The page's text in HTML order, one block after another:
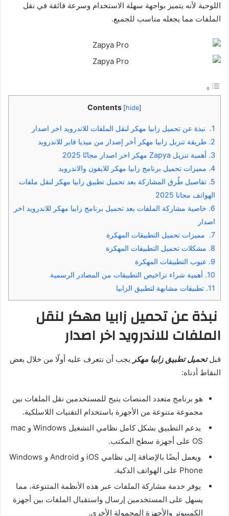
اللوحية لأنه يتميز بواجهة سهلة الاستخدام وسرعة فائقة في نقل
الملفات مما يجعله مناسب للجميع.
Contents [hide]
1.
نبذة عن تحميل زابيا مهكر لنقل الملفات للاندرويد اخر اصدار
2. طريقة تنزيل زابيا مهكر أخر إصدار من ميديا فاير للاندرويد
3. أهمية تنزيل Zapya مهكر اخر اصدار مجانًا 2025
4. مميزات تحميل برنامج زابيا مهكر للايفون والاندرويد
5. تفاصيل طُرق المشاركة بعد تحميل تطبيق زابيا مهكر لنقل ملفات
الهواتف مجانا 2025
6. خاصية مشاركة الملفات بعد تحميل برنامج زابيا مهكر للاندرويد اخر
اصدار
7.
مميزات تحميل التطبيقات المهكرة
8. مشكلات تحميل التطبيقات المهكرة
9. عيوب التطبيقات المهكرة
10. أهمية شراء تراخيص التطبيقات من المصادر الرسمية
11. تطبيقات مشابهة لتطبيق الزابيا
نبذة عن تحميل زابيا مهكر لنقل
الملفات للاندرويد اخر اصدار
قبلتحميل تطبيق زابيا مهكر يجب أن نتعرف عليه أولًا من خلال بعض
النقاط أدناه:
هو برنامج متعدد المنصات يتيح للمستخدمين نقل الملفات بين
مجموعة متنوعة من الأجهزة باستخدام التقنيات اللاسلكية.
يدعم التطبيق بشكل كامل نظامي التشغيل Windows و mac
OS على أجهزة سطح المكتب.
ويعمل أيضًا بالإضافة إلى نظامي iOS و Android و Windows
Phone على الهواتف الذكية.
يوفر خدمة مشاركة الملفات عبر هذه الأنظمة المتنوعة، مما
يسهل على المستخدمين إرسال واستقبال الملفات بين أجهزة
الكمبيوتر والأجهزة المحمولة الأخرى.